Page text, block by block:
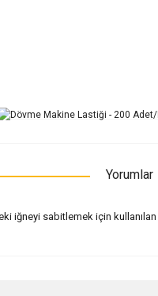
Yorumlar
iğneyi sabitlemek için